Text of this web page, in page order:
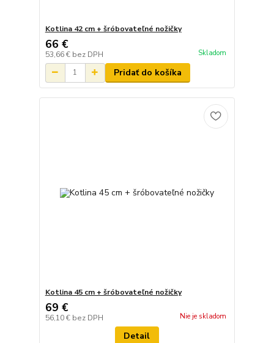
Kotlina 42 cm + šróbovateľné nožičky
66 €
53,66 € bez DPH Skladom
Pridať do košíka
Kotlina 45 cm + šróbovateľné nožičky
69 €
56,10 € bez DPH Nie je skladom
Detail